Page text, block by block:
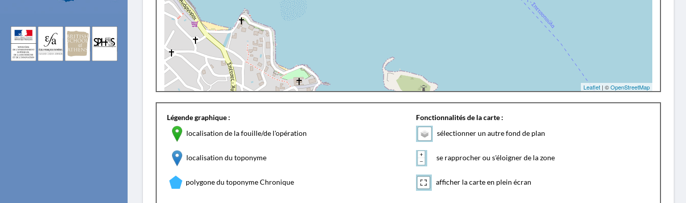
Leaflet | ©OpenStreetMap
Légende graphique :
localisation de la fouille/de l'opération
localisation du toponyme
polygone du toponyme Chronique
Fonctionnalités de la carte :
sélectionner un autre fond de plan
se rapprocher ou s'éloigner de la zone
afficher la carte en plein écran